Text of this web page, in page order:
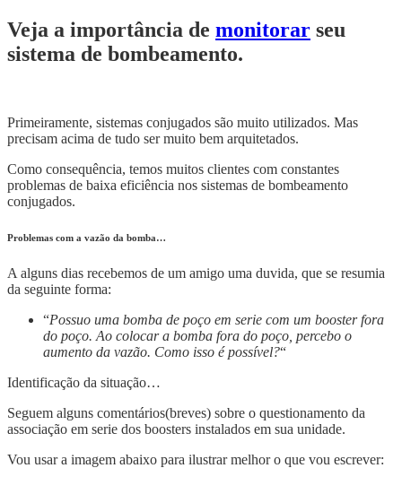
Veja a importância de monitorar seu
sistema de bombeamento.
Primeiramente, sistemas conjugados são muito utilizados. Mas
precisam acima de tudo ser muito bem arquitetados.
Como consequência, temos muitos clientes com constantes
problemas de baixa eficiência nos sistemas de bombeamento
conjugados.
Problemas com a vazão da bomba…
A alguns dias recebemos de um amigo uma duvida, que se resumia
da seguinte forma:
“Possuo uma bomba de poço em serie com um booster fora
do poço. Ao colocar a bomba fora do poço, percebo o
aumento da vazão. Como isso é possível?“
Identificação da situação…
Seguem alguns comentários(breves) sobre o questionamento da
associação em serie dos boosters instalados em sua unidade.
Vou usar a imagem abaixo para ilustrar melhor o que vou escrever: